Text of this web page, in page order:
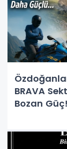
BRAVA
Bozan Güç!